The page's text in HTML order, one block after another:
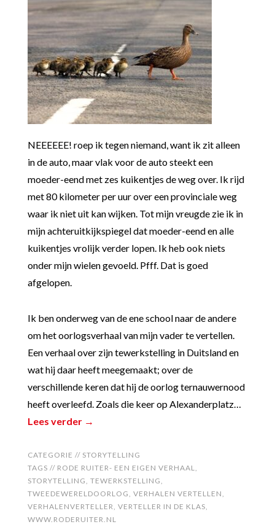
NEEEEEE! roep ik tegen niemand, want ik zit alleen
in de auto, maar vlak voor de auto steekt een
moeder-eend met zes kuikentjes de weg over. Ik rijd
met 80 kilometer per uur over een provinciale weg
waar ik niet uit kan wijken. Tot mijn vreugde zie ik in
mijn achteruitkijkspiegel dat moeder-eend en alle
kuikentjes vrolijk verder lopen. Ik heb ook niets
onder mijn wielen gevoeld. Pfff. Dat is goed
afgelopen.
Ik ben onderweg van de ene school naar de andere
om het oorlogsverhaal van mijn vader te vertellen.
Een verhaal over zijn tewerkstelling in Duitsland en
wat hij daar heeft meegemaakt; over de
verschillende keren dat hij de oorlog ternauwernood
heeft overleefd. Zoals die keer op Alexanderplatz…
Lees verder →
CATEGORIE // STORYTELLING
TAGS // RODE RUITER- EEN EIGEN VERHAAL,
STORYTELLING, TEWERKSTELLING,
TWEEDEWERELDOORLOG, VERHALEN VERTELLEN,
VERHALENVERTELLER, VERTELLER IN DE KLAS,
WWW.RODERUITER.NL